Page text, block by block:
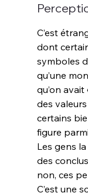
C’est
dont
symboles
qu’une
qu’on
des
certains
figure
Les gens
des
non, ces
C’est une